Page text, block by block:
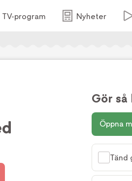
TV-program Nyheter
Gör så
Öppna
Tänd